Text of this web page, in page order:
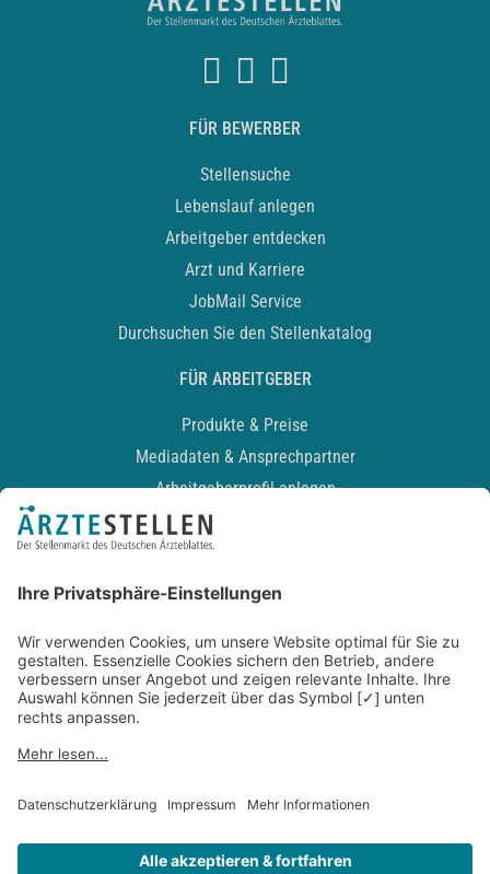
FÜR BEWERBER
Stellensuche
Lebenslauf anlegen
Arbeitgeber entdecken
Arzt und Karriere
JobMail Service
Durchsuchen Sie den Stellenkatalog
FÜR ARBEITGEBER
Produkte & Preise
Mediadaten & Ansprechpartner
Arbeitgeberprofil anlegen
Recruiting-Podcast
Kontakt
Datenschutz
Newsletter